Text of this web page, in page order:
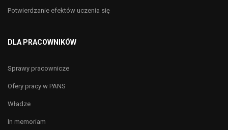
Potwierdzanie efektów uczenia się
DLA PRACOWNIKÓW
Sprawy pracownicze
Ofery pracy w PANS
Władze
In memoriam